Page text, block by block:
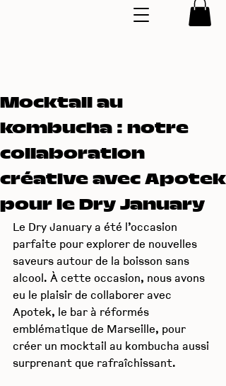
Mocktail au
kombucha : notre
collaboration
créative avec Apotek
pour le Dry January
Le Dry January a été l’occasion
parfaite pour explorer de nouvelles
saveurs autour de la boisson sans
alcool. À cette occasion, nous avons
eu le plaisir de collaborer avec
Apotek, le bar à réformés
emblématique de Marseille, pour
créer un mocktail au kombucha aussi
surprenant que rafraîchissant.